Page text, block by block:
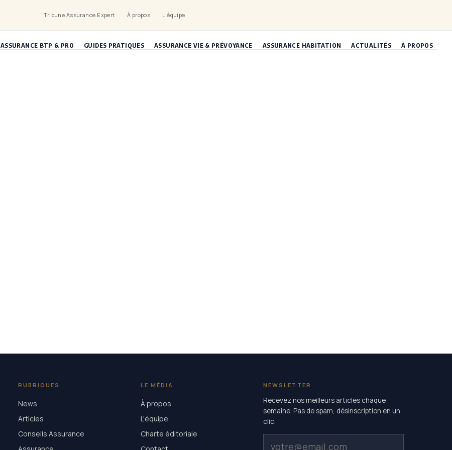
Tribune Assurance Expert À propos L’équipe
ASSURANCE BTP & PRO GUIDES PRATIQUES ASSURANCE VIE & PRÉVOYANCE ASSURANCE HABITATION ACTUALITÉS À PROPOS
RUBRIQUES
News
Articles
Conseils Assurance
LE MÉDIA
À propos
L'équipe
Charte éditoriale
NEWSLETTER
Recevez nos meilleurs articles chaque
semaine. Pas de spam, désinscription en un
clic.